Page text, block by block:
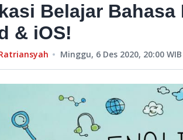
Belajar
& iOS!
Minggu, 6 Des 2020, 20:00 WIB